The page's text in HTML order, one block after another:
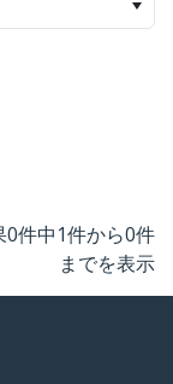
0件中1件から0件
までを表示